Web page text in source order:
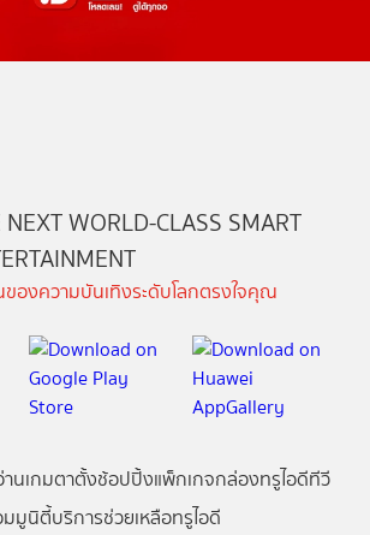
NEXT WORLD-CLASS SMART
องความบันเทิงระดับโลกตรงใจคุณ
นเกมตาตั้งช้อปปิ้งแพ็กเกจกล่องทรูไอดีทีวี
มูนิตี้บริการช่วยเหลือทรูไอดี